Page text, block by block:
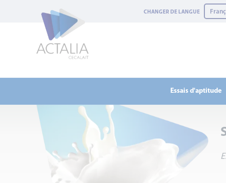
CHANGER DE LANGUE
Essais d'aptitude